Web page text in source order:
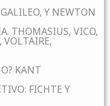
Y NEWTON
THOMASIUS, VICO,
KANT
FICHTE Y